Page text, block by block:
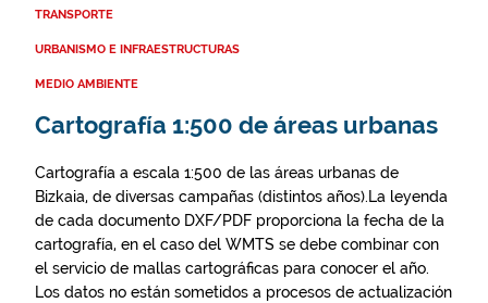
TRANSPORTE
URBANISMO E INFRAESTRUCTURAS
MEDIO AMBIENTE
Cartografía 1:500 de áreas urbanas
Cartografía a escala 1:500 de las áreas urbanas de
Bizkaia, de diversas campañas (distintos años).La leyenda
de cada documento DXF/PDF proporciona la fecha de la
cartografía, en el caso del WMTS se debe combinar con
el servicio de mallas cartográficas para conocer el año.
Los datos no están sometidos a procesos de actualización